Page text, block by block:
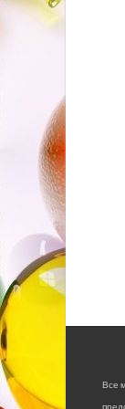
Все